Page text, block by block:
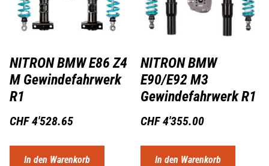
NITRON BMW E86 Z4
M Gewindefahrwerk
R1
CHF4'528.65
In den Warenkorb
NITRON BMW
E90/E92 M3
Gewindefahrwerk R1
CHF4'355.00
In den Warenkorb